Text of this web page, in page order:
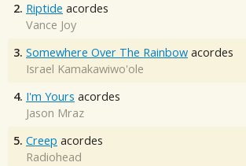
2. Riptide acordes
Vance Joy
3. Somewhere Over The Rainbow acordes
Israel Kamakawiwo'ole
4. I'm Yours acordes
Jason Mraz
5. Creep acordes
Radiohead